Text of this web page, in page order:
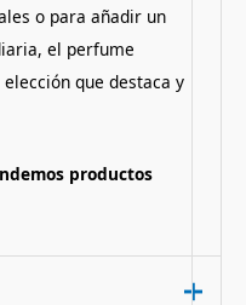
o para añadir un
el perfume
que destaca y
productos